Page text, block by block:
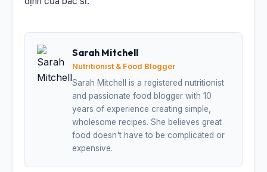
Sarah Mitchell
Nutritionist & Food Blogger
Sarah Mitchell is a registered nutritionist
and passionate food blogger with 10
years of experience creating simple,
wholesome recipes. She believes great
food doesn't have to be complicated or
expensive.